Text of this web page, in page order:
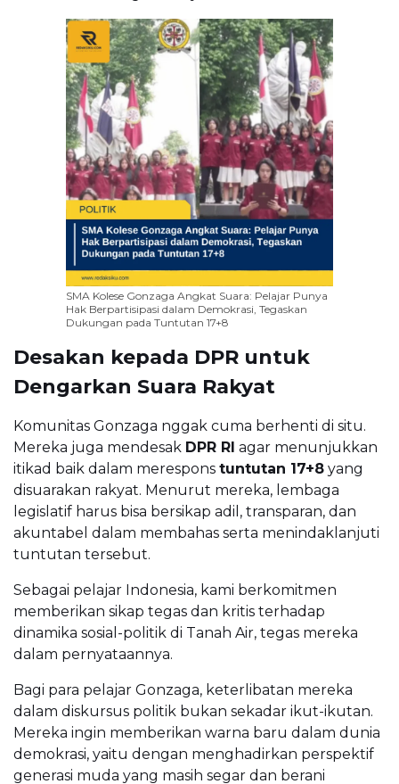
SMA Kolese Gonzaga Angkat Suara: Pelajar Punya
Hak Berpartisipasi dalam Demokrasi, Tegaskan
Dukungan pada Tuntutan 17+8
Desakan kepada DPR untuk
Dengarkan Suara Rakyat
Komunitas Gonzaga nggak cuma berhenti di situ.
Mereka juga mendesak DPR RI agar menunjukkan
itikad baik dalam merespons tuntutan 17+8 yang
disuarakan rakyat. Menurut mereka, lembaga
legislatif harus bisa bersikap adil, transparan, dan
akuntabel dalam membahas serta menindaklanjuti
tuntutan tersebut.
Sebagai pelajar Indonesia, kami berkomitmen
memberikan sikap tegas dan kritis terhadap
dinamika sosial-politik di Tanah Air, tegas mereka
dalam pernyataannya.
Bagi para pelajar Gonzaga, keterlibatan mereka
dalam diskursus politik bukan sekadar ikut-ikutan.
Mereka ingin memberikan warna baru dalam dunia
demokrasi, yaitu dengan menghadirkan perspektif
generasi muda yang masih segar dan berani